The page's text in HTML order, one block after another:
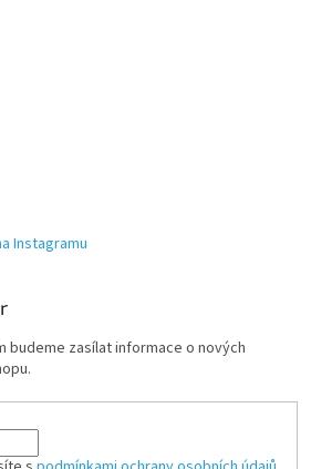
Instagramu
budeme zasílat informace o nových